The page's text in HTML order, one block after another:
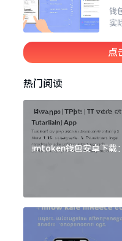
钱
实
者
得
点
热门阅读
imtoken钱包安卓下载